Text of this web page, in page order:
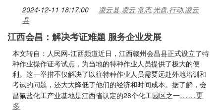
2024-12-11 18:17:00
凌云县,凌云,常态,光盘,行动,凌云
县
江西会昌：解决考证难题 服务企业发展
本文转自：人民网-江西频道近日，江西赣州会昌县正式设立了特
种作业操作证考试点，为当地的特种作业人员提供了极大的便
利。这一举措不仅解决了以往特种作业人员需要远赴外地培训和
考试的问题，还大大降低了他们的经济和时间成本。据了解，会
昌氟盐化工产业基地是江西省认定的28个化工园区之一……更
多